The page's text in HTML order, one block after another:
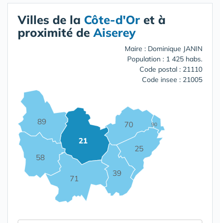
Villes de la Côte-d'Or et à
proximité de Aiserey
Maire : Dominique JANIN
Population : 1 425 habs.
Code postal : 21110
Code insee : 21005
21
25
39
58
70
71
89 90